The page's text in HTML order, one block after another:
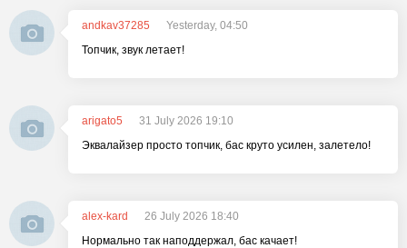
andkav37285
Yesterday, 04:50
Топчик, звук летает!
arigato5
31 July 2026 19:10
Эквалайзер просто топчик, бас круто усилен, залетело!
alex-kard
26 July 2026 18:40
Нормально так наподдержал, бас качает!